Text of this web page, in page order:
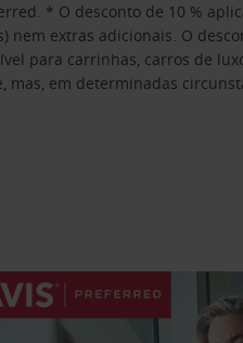
* O desconto de 10 %
extras adicionais. O
para carrinhas, carros de
em determinadas